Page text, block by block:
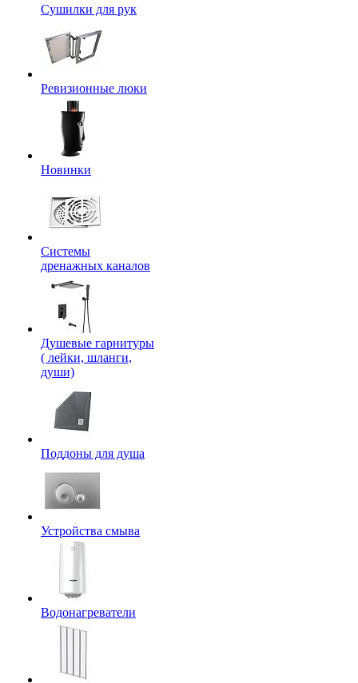
Сушилки для рук
Ревизионные люки
Новинки
Системы
дренажных каналов
Душевые гарнитуры
( лейки, шланги,
души)
Поддоны для душа
Устройства смыва
Водонагреватели